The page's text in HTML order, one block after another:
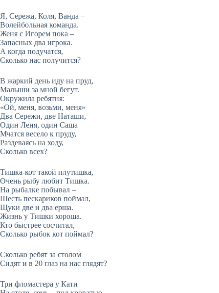
Я, Сережа, Коля, Ванда –
Волейбольная команда.
Женя с Игорем пока –
Запасных два игрока.
А когда подучатся,
Сколько нас получится?
В жаркий день иду на пруд,
Малыши за мной бегут.
Окружила ребятня:
«Ой, меня, возьми, меня»
Два Сережи, две Наташи,
Один Леня, один Саша
Мчатся весело к пруду,
Раздеваясь на ходу,
Сколько всех?
Тишка-кот такой плутишка,
Очень рыбу любит Тишка.
На рыбалке побывал –
Шесть пескариков поймал,
Щуки две и два ерша.
Жизнь у Тишки хороша.
Кто быстрее сосчитал,
Сколько рыбок кот поймал?
Сколько ребят за столом
Сидят и в 20 глаз на нас глядят?
Три фломастера у Кати